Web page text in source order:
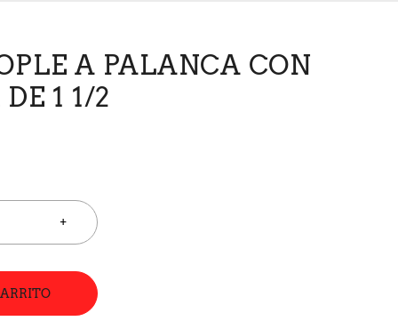
A PALANCA CON
1 1/2